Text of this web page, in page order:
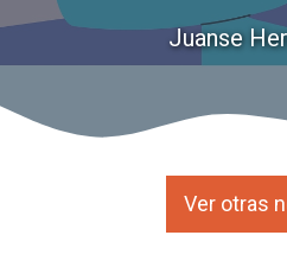
Juanse
Ver otras